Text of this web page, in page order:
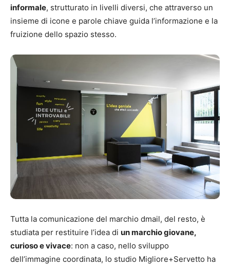
informale, strutturato in livelli diversi, che attraverso un
insieme di icone e parole chiave guida l’informazione e la
fruizione dello spazio stesso.
Tutta la comunicazione del marchio dmail, del resto, è
studiata per restituire l’idea di un marchio giovane,
curioso e vivace: non a caso, nello sviluppo
dell’immagine coordinata, lo studio Migliore+Servetto ha